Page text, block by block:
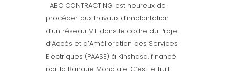
ABC CONTRACTING est heureux de
procéder aux travaux d’implantation
d’un réseau MT dans le cadre du Projet
d’Accès et d’Amélioration des Services
Electriques (PAASE) à Kinshasa, financé